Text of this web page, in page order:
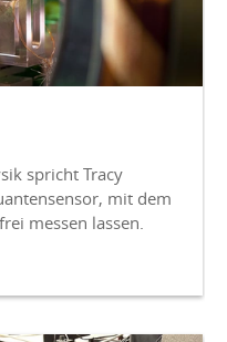
spricht Tracy
mit dem
messen lassen.